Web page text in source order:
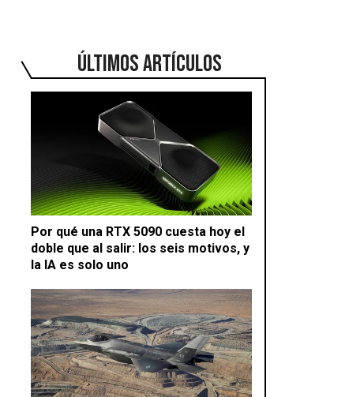
ÚLTIMOS ARTÍCULOS
Por qué una RTX 5090 cuesta hoy el
doble que al salir: los seis motivos, y
la IA es solo uno